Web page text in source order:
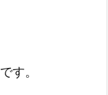
す。